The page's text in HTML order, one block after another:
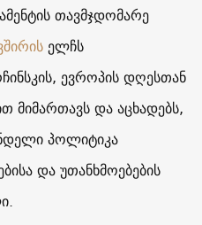
თავმჯდომარე
ელჩს
ევროპის დღესთან
მიმართავს და აცხადებს,
პოლიტიკა
და უთანხმოებების